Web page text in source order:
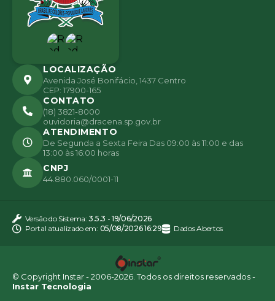
LOCALIZAÇÃO
Avenida José Bonifácio, 1437 Centro
CEP: 17900-165
CONTATO
(18) 3821-8000
ouvidoria@dracena.sp.gov.br
ATENDIMENTO
De Segunda a Sexta Feira Das 09:00 às 11:00 e das
13:00 às 16:00 horas
CNPJ
44.880.060/0001-11
Versão do Sistema:3.5.3 - 19/06/2026
Portal atualizado em: 05/08/2026 16:29 Dados Abertos
© Copyright Instar - 2006-2026. Todos os direitos reservados -
Instar Tecnologia